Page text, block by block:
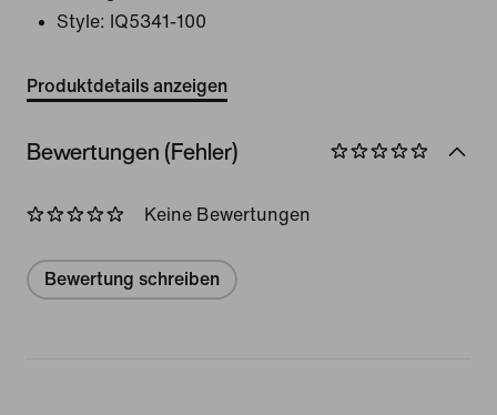
Style:
IQ5341-100
Produktdetails anzeigen
Bewertungen (Fehler)
Keine Bewertungen
Bewertung schreiben